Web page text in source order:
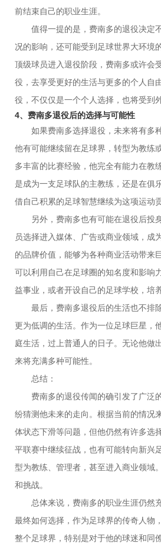
前结束自己的职业生涯。
值得一提的是，费南多的退役决定
况的影响，还可能受到足球世界大环境
顶级球员进入退役阶段，费南多或许会
役，去享受更好的生活与更多的个人自
役，不仅仅是一个个人选择，也将受到
4、费南多退役后的选择与可能性
如果费南多选择退役，未来将有多
他有可能继续留在足球界，转型为教练
多丰富的比赛经验，他完全有能力在教
是成为一支足球队的主教练，还是在俱
借自己积累的足球智慧继续为这项运动
另外，费南多也有可能在退役后投
员选择进入媒体、广告或商业领域，成
的品牌价值，能够为各种商业活动带来
可以利用自己在足球圈的知名度和影响
益事业，或者开设自己的足球学校，培
最后，费南多退役后的生活也不排
更为低调的生活。作为一位足球巨星，
庭生活，过上普通人的日子。无论他做
来将充满多种可能性。
总结：
费南多的退役传闻的确引发了广泛
纷猜测他未来的走向。根据当前的情况
体状态下滑等问题，但他仍然有许多选
平联赛中继续征战，也有可能转向新兴
型为教练、管理者，甚至进入商业领域
和挑战。
总体来说，费南多的职业生涯仍然
最终如何选择，作为足球界的传奇人物
整个足球界，特别是对于他的球迷和同